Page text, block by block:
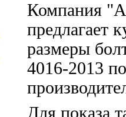
Компания
предлагает
размеры
4016-2013
Для показа